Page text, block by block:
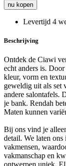
nu kopen
Levertijd 4
Beschrijving
Ontdek de Ciawi
echt anders is.
kleur, vorm en
geweldig uit als set
andere salontafels.
je bank. Rendah
Maten kunnen
Bij ons vind je
detail. We laten
vakmensen,
vakmanschap en
ontwerpen uniek.